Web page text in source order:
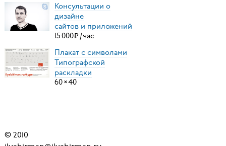
Консультации о
дизайне
сайтов и приложений
15000₽ /час
Плакат с символами
Типографской
раскладки
60×40
© 2010